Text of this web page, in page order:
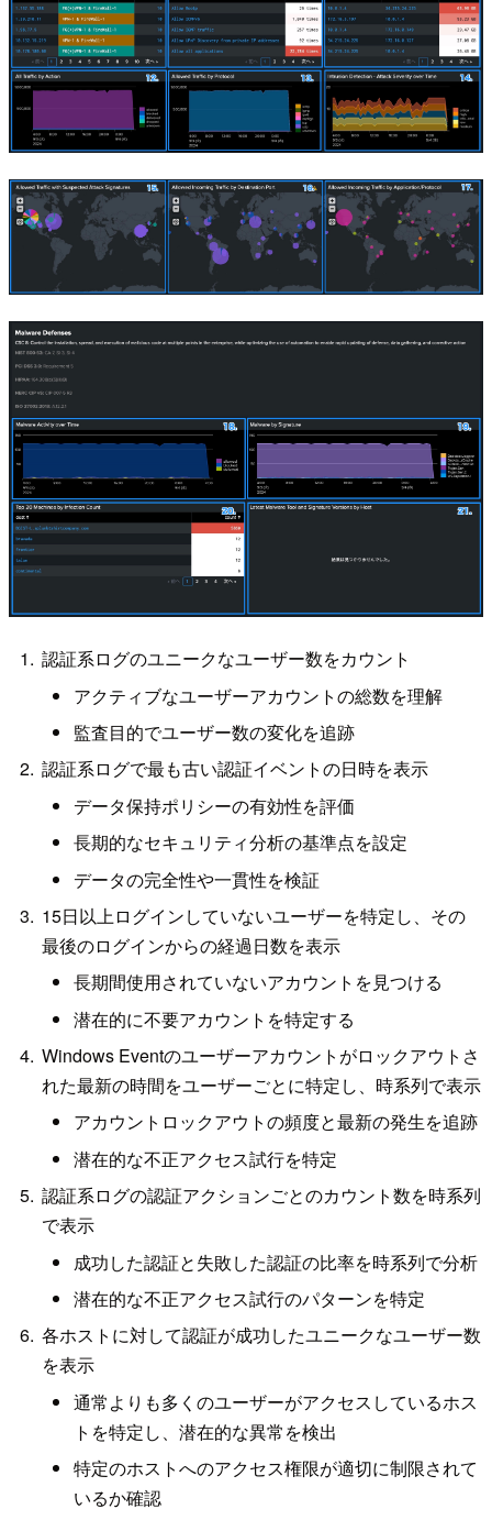
認証系ログのユニークなユーザー数をカウント
アクティブなユーザーアカウントの総数を理解
監査目的でユーザー数の変化を追跡
認証系ログで最も古い認証イベントの日時を表示
データ保持ポリシーの有効性を評価
長期的なセキュリティ分析の基準点を設定
データの完全性や一貫性を検証
15日以上ログインしていないユーザーを特定し、その
最後のログインからの経過日数を表示
長期間使用されていないアカウントを見つける
潜在的に不要アカウントを特定する
Windows Eventのユーザーアカウントがロックアウトさ
れた最新の時間をユーザーごとに特定し、時系列で表示
アカウントロックアウトの頻度と最新の発生を追跡
潜在的な不正アクセス試行を特定
認証系ログの認証アクションごとのカウント数を時系列
で表示
成功した認証と失敗した認証の比率を時系列で分析
潜在的な不正アクセス試行のパターンを特定
各ホストに対して認証が成功したユニークなユーザー数
を表示
通常よりも多くのユーザーがアクセスしているホス
トを特定し、潜在的な異常を検出
特定のホストへのアクセス権限が適切に制限されて
いるか確認